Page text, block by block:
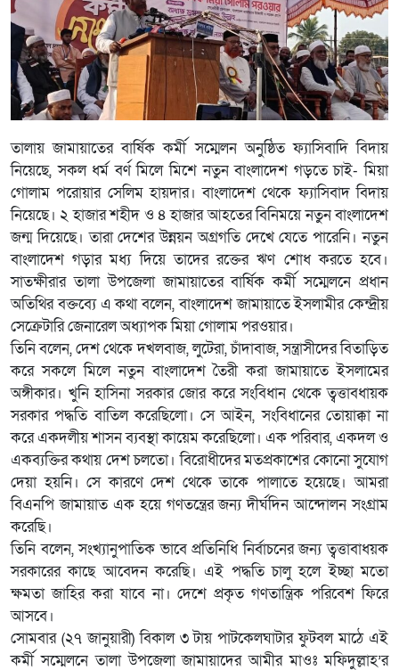
তালায় জামায়াতের বার্ষিক কর্মী সম্মেলন অনুষ্ঠিত ফ্যাসিবাদি বিদায়
নিয়েছে, সকল ধর্ম বর্ণ মিলে মিশে নতুন বাংলাদেশ গড়তে চাই- মিয়া
গোলাম পরোয়ার সেলিম হায়দার। বাংলাদেশ থেকে ফ্যাসিবাদ বিদায়
নিয়েছে। ২ হাজার শহীদ ও ৪ হাজার আহতের বিনিময়ে নতুন বাংলাদেশ
জন্ম দিয়েছে। তারা দেশের উন্নয়ন অগ্রগতি দেখে যেতে পারেনি। নতুন
বাংলাদেশ গড়ার মধ্য দিয়ে তাদের রক্তের ঋণ শোধ করতে হবে।
সাতক্ষীরার তালা উপজেলা জামায়াতের বার্ষিক কর্মী সম্মেলনে প্রধান
অতিথির বক্তব্যে এ কথা বলেন, বাংলাদেশ জামায়াতে ইসলামীর কেন্দ্রীয়
সেক্রেটারি জেনারেল অধ্যাপক মিয়া গোলাম পরওয়ার।
তিনি বলেন, দেশ থেকে দখলবাজ, লুটেরা, চাঁদাবাজ, সন্ত্রাসীদের বিতাড়িত
করে সকলে মিলে নতুন বাংলাদেশ তৈরী করা জামায়াতে ইসলামের
অঙ্গীকার। খুনি হাসিনা সরকার জোর করে সংবিধান থেকে ত্বত্তাবধায়ক
সরকার পদ্ধতি বাতিল করেছিলো। সে আইন, সংবিধানের তোয়াক্কা না
করে একদলীয় শাসন ব্যবস্থা কায়েম করেছিলো। এক পরিবার, একদল ও
একব্যক্তির কথায় দেশ চলতো। বিরোধীদের মতপ্রকাশের কোনো সুযোগ
দেয়া হয়নি। সে কারণে দেশ থেকে তাকে পালাতে হয়েছে। আমরা
বিএনপি জামায়াত এক হয়ে গণতন্ত্রের জন্য দীর্ঘদিন আন্দোলন সংগ্রাম
করেছি।
তিনি বলেন, সংখ্যানুপাতিক ভাবে প্রতিনিধি নির্বাচনের জন্য ত্বত্তাবাধয়ক
সরকারের কাছে আবেদন করেছি। এই পদ্ধতি চালু হলে ইচ্ছা মতো
ক্ষমতা জাহির করা যাবে না। দেশে প্রকৃত গণতান্ত্রিক পরিবেশ ফিরে
আসবে।
সোমবার (২৭ জানুয়ারী) বিকাল ৩ টায় পাটকেলঘাটার ফুটবল মাঠে এই
কর্মী সম্মেলনে তালা উপজেলা জামায়াদের আমীর মাওঃ মফিদুল্লাহ’র